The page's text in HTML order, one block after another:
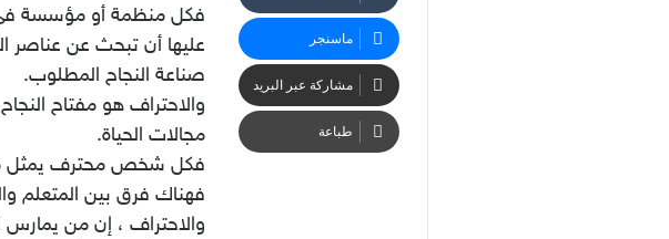
فكل منظمة أو مؤسسة في
عليها أن تبحث عن عناصر
صناعة النجاح المطلوب.
والاحتراف هو مفتاح
مجالات الحياة.
فكل شخص محترف يمثل
فهناك فرق بين المتعلم
والاحتراف ، إن من يمارس
ماسنجر
مشاركة عبر البريد
طباعة